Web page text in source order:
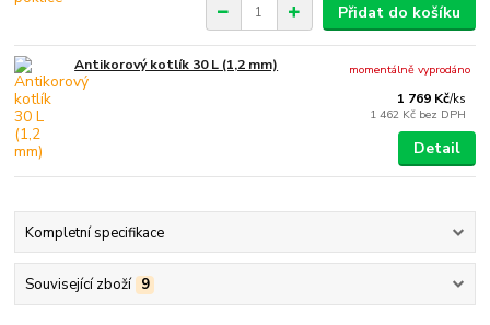
Přidat do košíku
Antikorový kotlík 30 L (1,2 mm)
1 769 Kč/ks
1 462 Kč bez DPH
momentálně vyprodáno
Detail
Kompletní specifikace
Související zboží 9